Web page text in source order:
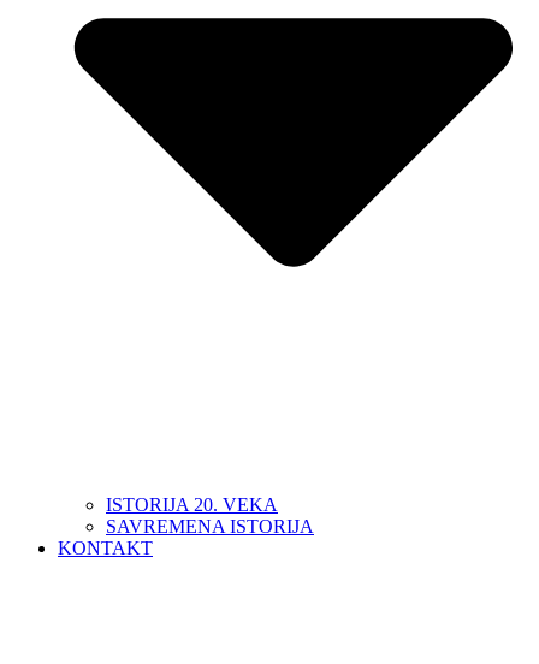
ISTORIJA 20. VEKA
SAVREMENA ISTORIJA
KONTAKT